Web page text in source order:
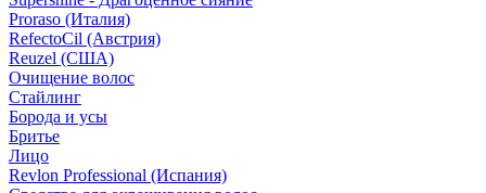
Proraso (Италия)
RefectoCil (Австрия)
Reuzel (США)
Очищение волос
Стайлинг
Борода и усы
Бритье
Лицо
Revlon Professional (Испания)